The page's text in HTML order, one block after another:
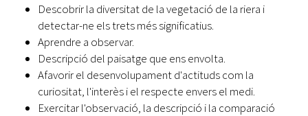
Descobrir la diversitat de la vegetació de la riera i
detectar-ne els trets més significatius.
Aprendre a observar.
Descripció del paisatge que ens envolta.
Afavorir el desenvolupament d'actituds com la
curiositat, l'interès i el respecte envers el medi.
Exercitar l'observació, la descripció i la comparació